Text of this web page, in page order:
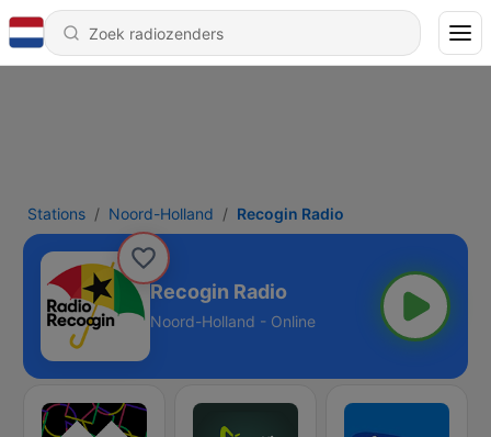
Stations Noord-Holland Recogin Radio
Recogin Radio
Noord-Holland - Online